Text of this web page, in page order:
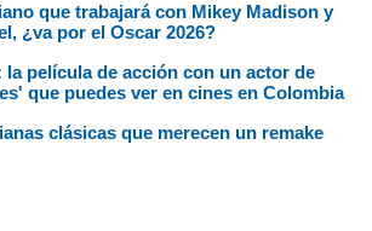
que trabajará con Mikey Madison y
¿va por el Oscar 2026?
película de acción con un actor de
que puedes ver en cines en Colombia
clásicas que merecen un remake